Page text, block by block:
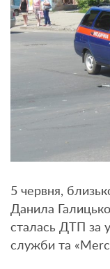
5 червня,
Данила
сталась ДТП за
служби та